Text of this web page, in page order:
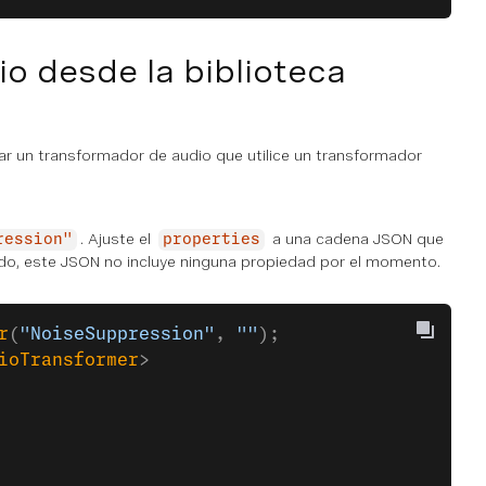
desde la biblioteca
un transformador de audio que utilice un transformador
. Ajuste el properties
a una cadena JSON que
este JSON no incluye ninguna propiedad por el momento.
( "NoiseSuppression" , "" );
>